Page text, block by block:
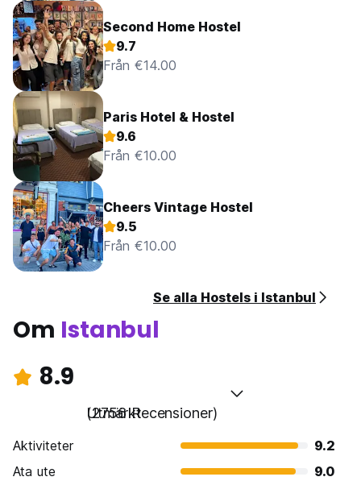
Second Home Hostel
9.7
Från €14.00
Paris Hotel & Hostel
9.6
Från €10.00
Cheers Vintage Hostel
9.5
Från €10.00
Se alla Hostels i Istanbul
Om Istanbul
8.9
Utmärkt
(2756 Recensioner)
Aktiviteter
9.2
Ata ute
9.0